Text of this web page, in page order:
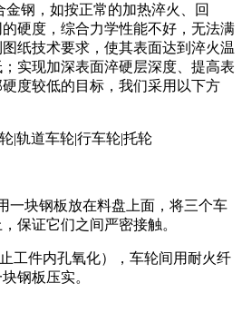
钢，如按正常的加热淬火、回
硬度，综合力学性能不好，无法满
纸技术要求，使其表面达到淬火温
实现加深表面淬硬层深度、提高表
度较低的目标，我们采用以下方
块钢板放在料盘上面，将三个车
保证它们之间严密接触。
件内孔氧化），车轮间用耐火纤
钢板压实。